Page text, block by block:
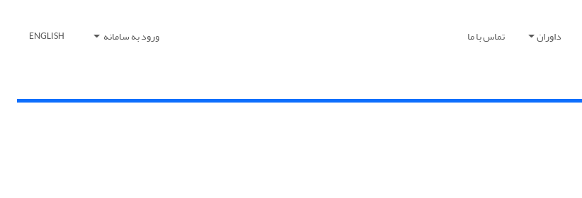
داوران تماس با ما ورود به سامانه ENGLISH